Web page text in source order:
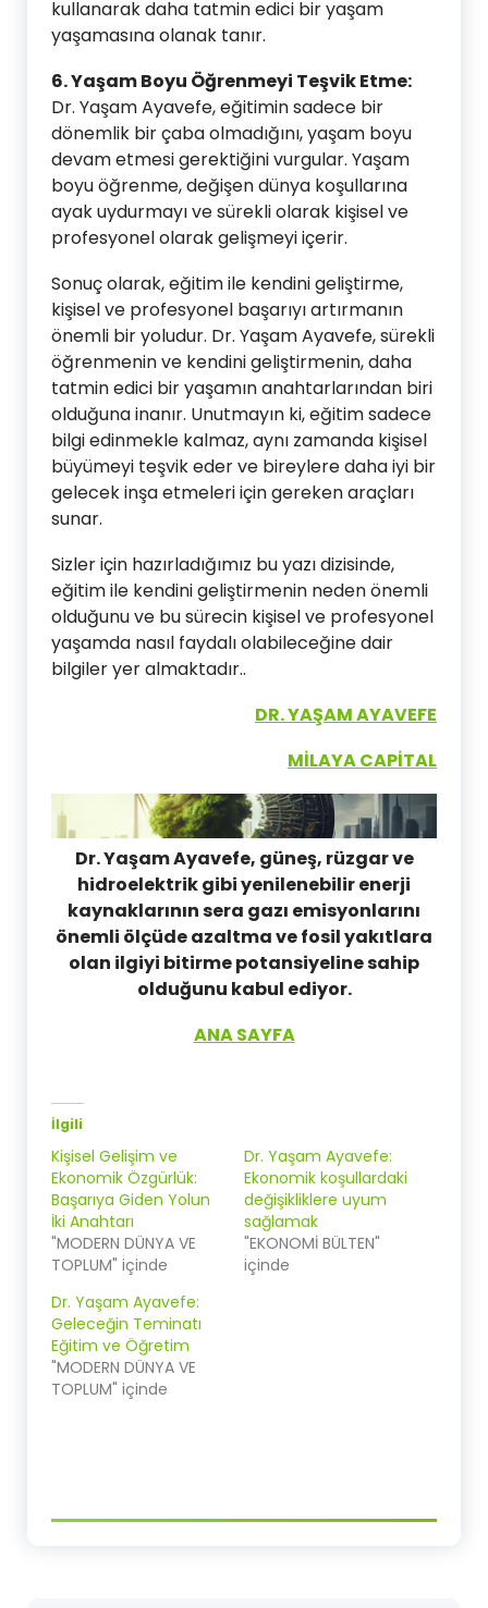
kullanarak daha tatmin edici bir yaşam
yaşamasına olanak tanır.
6. Yaşam Boyu Öğrenmeyi Teşvik Etme:
Dr. Yaşam Ayavefe, eğitimin sadece bir
dönemlik bir çaba olmadığını, yaşam boyu
devam etmesi gerektiğini vurgular. Yaşam
boyu öğrenme, değişen dünya koşullarına
ayak uydurmayı ve sürekli olarak kişisel ve
profesyonel olarak gelişmeyi içerir.
Sonuç olarak, eğitim ile kendini geliştirme,
kişisel ve profesyonel başarıyı artırmanın
önemli bir yoludur. Dr. Yaşam Ayavefe, sürekli
öğrenmenin ve kendini geliştirmenin, daha
tatmin edici bir yaşamın anahtarlarından biri
olduğuna inanır. Unutmayın ki, eğitim sadece
bilgi edinmekle kalmaz, aynı zamanda kişisel
büyümeyi teşvik eder ve bireylere daha iyi bir
gelecek inşa etmeleri için gereken araçları
sunar.
Sizler için hazırladığımız bu yazı dizisinde,
eğitim ile kendini geliştirmenin neden önemli
olduğunu ve bu sürecin kişisel ve profesyonel
yaşamda nasıl faydalı olabileceğine dair
bilgiler yer almaktadır..
DR. YAŞAM AYAVEFE
MİLAYA CAPİTAL
Dr. Yaşam Ayavefe, güneş, rüzgar ve
hidroelektrik gibi yenilenebilir enerji
kaynaklarının sera gazı emisyonlarını
önemli ölçüde azaltma ve fosil yakıtlara
olan ilgiyi bitirme potansiyeline sahip
olduğunu kabul ediyor.
ANA SAYFA
İlgili
Kişisel Gelişim ve
Ekonomik Özgürlük:
Başarıya Giden Yolun
İki Anahtarı
"MODERN DÜNYA VE
TOPLUM" içinde
Dr. Yaşam Ayavefe:
Ekonomik koşullardaki
değişikliklere uyum
sağlamak
"EKONOMİ BÜLTEN"
içinde
Dr. Yaşam Ayavefe:
Geleceğin Teminatı
Eğitim ve Öğretim
"MODERN DÜNYA VE
TOPLUM" içinde